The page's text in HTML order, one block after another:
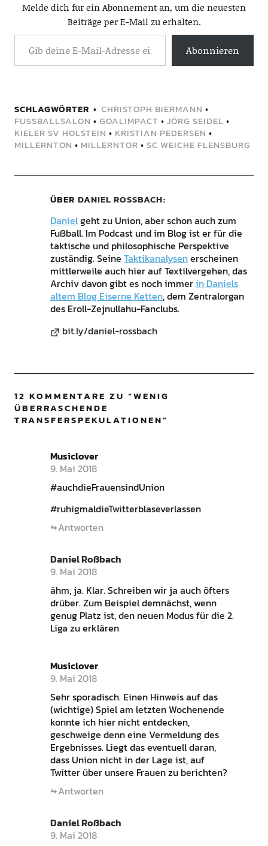
Melde dich für ein Abonnement an, um die neuesten
Beiträge per E-Mail zu erhalten.
Abonnieren
SCHLAGWÖRTER CHRISTOPH BIERMANN •
FUSSBALLSALON
• GOALIMPACT • JÖRG SEIDEL •
KIELER SV HOLSTEIN • KRISTIAN PEDERSEN •
MILLERNTON • MILLERNTOR • SC WEICHE FLENSBURG
ÜBER DANIEL ROSSBACH
Danielgeht zu Union, aber schon auch zum
Fußball. Im Podcast und im Blog ist er für die
taktische und philosophische Perspektive
zuständig. Seine Taktikanalysenerscheinen
mittlerweile auch hier auf Textilvergehen, das
Archiv davon gibt es noch immerin Daniels
altem Blog Eiserne Ketten, dem Zentralorgan
des Eroll-Zejnullahu-Fanclubs.
bit.ly/daniel-rossbach
12 KOMMENTARE ZU “WENIG
ÜBERRASCHENDE
TRANSFERSPEKULATIONEN”
Musiclover
9. Mai 2018
#auchdieFrauensindUnion
#ruhigmaldieTwitterblaseverlassen
Antworten
Daniel Roßbach
9. Mai 2018
ähm, ja. Klar. Schreiben wir ja auch öfters
drüber. Zum Beispiel demnächst, wenn
genug Platz ist, den neuen Modus für die 2.
Liga zu erklären
Musiclover
9. Mai 2018
Sehr sporadisch. Einen Hinweis auf das
(wichtige) Spiel am letzten Wochenende
konnte ich hier nicht entdecken,
geschweige denn eine Vermeldung des
Ergebnisses. Liegt das eventuell daran,
dass Union nicht in der Lage ist, auf
Twitter über unsere Frauen zu berichten?
Antworten
Daniel Roßbach
9. Mai 2018